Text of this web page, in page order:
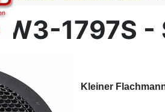
W3-1797S
Kleiner